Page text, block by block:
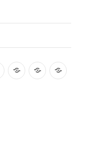
GebäckKuchenTorten